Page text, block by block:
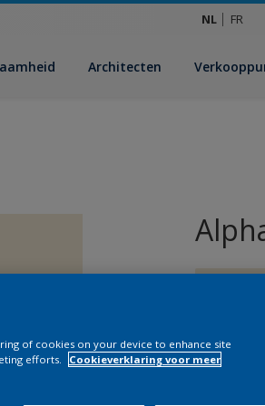
NL FR
Architecten
of cookies on your device to enhance site
efforts.
Cookieverklaring voor meer